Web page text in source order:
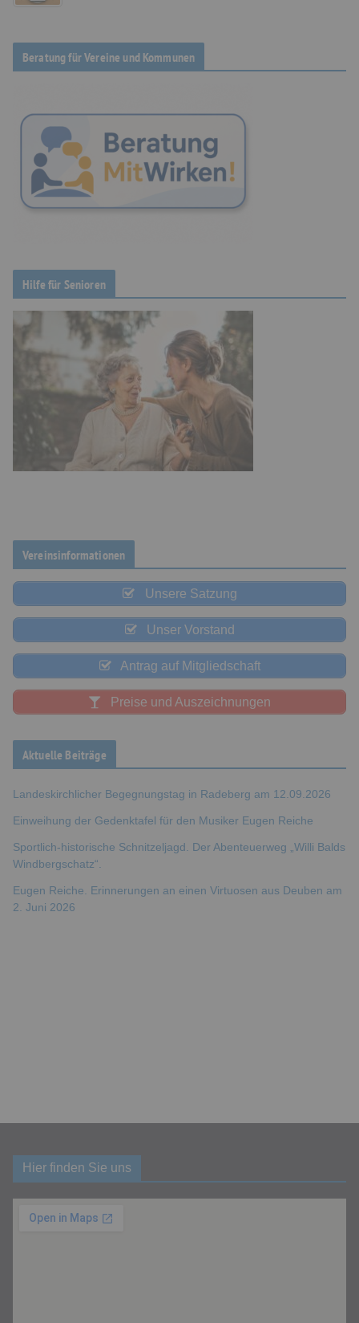
Beratung für Vereine und Kommunen
Hilfe für Senioren
Vereinsinformationen
Unsere Satzung
Unser Vorstand
Antrag auf Mitgliedschaft
Preise und Auszeichnungen
Aktuelle Beiträge
Landeskirchlicher Begegnungstag in Radeberg am 12.09.2026
Einweihung der Gedenktafel für den Musiker Eugen Reiche
Sportlich-historische Schnitzeljagd. Der Abenteuerweg „Willi Balds
Windbergschatz“.
Eugen Reiche. Erinnerungen an einen Virtuosen aus Deuben am
2. Juni 2026
Hier finden Sie uns